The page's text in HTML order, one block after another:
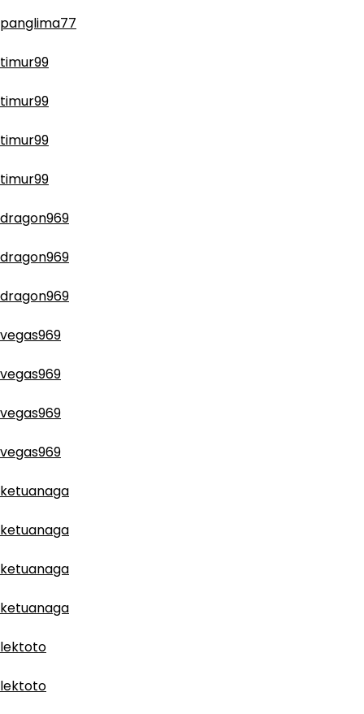
panglima77
timur99
timur99
timur99
timur99
dragon969
dragon969
dragon969
vegas969
vegas969
vegas969
vegas969
ketuanaga
ketuanaga
ketuanaga
ketuanaga
lektoto
lektoto